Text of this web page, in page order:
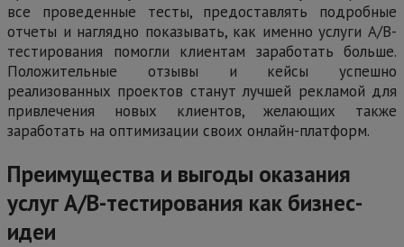
все проведенные тесты, предоставлять подробные
отчеты и наглядно показывать, как именно услуги А/В-
тестирования помогли клиентам заработать больше.
Положительные отзывы и кейсы успешно
реализованных проектов станут лучшей рекламой для
привлечения новых клиентов, желающих также
заработать на оптимизации своих онлайн-платформ.
Преимущества и выгоды оказания
услуг А/В-тестирования как бизнес-
идеи